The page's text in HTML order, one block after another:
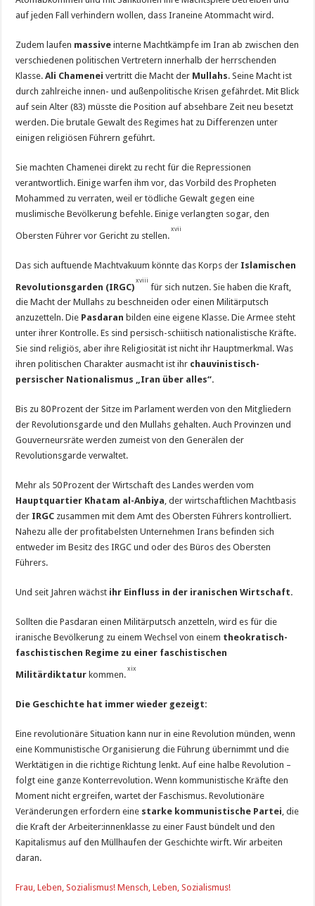
auf jeden Fall verhindern wollen, dass Iraneine Atommacht wird.
Zudem laufen massive interne Machtkämpfe im Iran ab zwischen den
verschiedenen politischen Vertretern innerhalb der herrschenden
Klasse.Ali Chameneivertritt die Macht der Mullahs. Seine Macht ist
durch zahlreiche innen- und außenpolitische Krisen gefährdet. Mit Blick
auf sein Alter (83) müsste die Position auf absehbare Zeit neu besetzt
werden. Die brutale Gewalt des Regimes hat zu Differenzen unter
einigen religiösen Führern geführt.
Sie machten Chamenei direkt zu recht für die Repressionen
verantwortlich. Einige warfen ihm vor, das Vorbild des Propheten
Mohammed zu verraten, weil er tödliche Gewalt gegen eine
muslimische Bevölkerung befehle. Einige verlangten sogar, den
Obersten Führer vor Gericht zu stellen.
xvii
Das sich auftuende Machtvakuum könnte das Korps der Islamischen
Revolutionsgarden (IRGC)
xviii
für sich nutzen. Sie haben die Kraft,
die Macht der Mullahs zu beschneiden oder einen Militärputsch
anzuzetteln. Die Pasdaran bilden eine eigene Klasse. Die Armee steht
unter ihrer Kontrolle. Es sind persisch-schiitisch nationalistische Kräfte.
Sie sind religiös, aber ihre Religiosität ist nicht ihr Hauptmerkmal. Was
ihren politischen Charakter ausmacht ist ihr chauvinistisch-
persischer Nationalismus „Iran über alles“.
Bis zu 80 Prozent der Sitze im Parlament werden von den Mitgliedern
der Revolutionsgarde und den Mullahs gehalten. Auch Provinzen und
Gouverneursräte werden zumeist von den Generälen der
Revolutionsgarde verwaltet.
Mehr als 50 Prozent der Wirtschaft des Landes werden vom
Hauptquartier Khatam al-Anbiya, der wirtschaftlichen Machtbasis
der IRGC zusammen mit dem Amt des Obersten Führers kontrolliert.
Nahezu alle der profitabelsten Unternehmen Irans befinden sich
entweder im Besitz des IRGC und oder des Büros des Obersten
Führers.
Und seit Jahren wächst ihr Einfluss in der iranischen Wirtschaft.
Sollten die Pasdaran einen Militärputsch anzetteln, wird es für die
iranische Bevölkerung zu einem Wechsel von einem theokratisch-
faschistischen Regime zu einer faschistischen
Militärdiktatur kommen.
xix
Die Geschichte hat immer wieder gezeigt:
Eine revolutionäre Situation kann nur in eine Revolution münden, wenn
eine Kommunistische Organisierung die Führung übernimmt und die
Werktätigen in die richtige Richtung lenkt. Auf eine halbe Revolution –
folgt eine ganze Konterrevolution. Wenn kommunistische Kräfte den
Moment nicht ergreifen, wartet der Faschismus. Revolutionäre
Veränderungen erfordern eine starke kommunistische Partei, die
die Kraft der Arbeiter:innenklasse zu einer Faust bündelt und den
Kapitalismus auf den Müllhaufen der Geschichte wirft. Wir arbeiten
daran.
Frau, Leben, Sozialismus! Mensch, Leben, Sozialismus!